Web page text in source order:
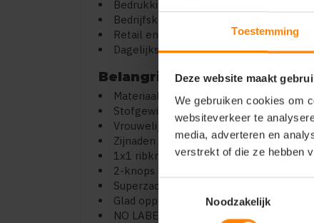
Toestemming
Deze website maakt
We gebruiken cookies om
websiteverkeer te
media, adverteren en
verstrekt of die ze hebben
Toestemmingsselectie
Noodzakelijk
Bedrukking en personalisatie
Bedrijfskleding en teamwear
Retail en promotie
Dagelijks gebruik
Belangrijkste kenmerken
Materiaal: 100% biologisch (organic-
Stofgewicht: 180 g/m²
Vrouwelijke pasvorm
Zijnaden
1x1 ribkraag en manchetten
2-knops sluiting
Superzacht en ademend
Glad oppervlak voor bedrukking
NO LABEL (ideaal voor rebranding)